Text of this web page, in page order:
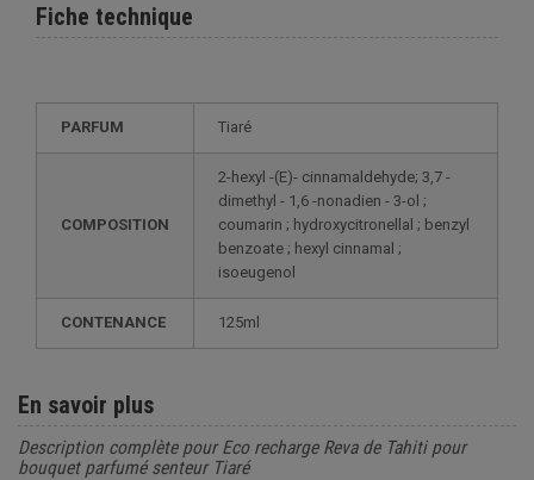
Fiche technique
PARFUM Tiaré
COMPOSITION
2-hexyl -(E)- cinnamaldehyde; 3,7 -
dimethyl - 1,6 -nonadien - 3-ol ;
coumarin ; hydroxycitronellal ; benzyl
benzoate ; hexyl cinnamal ;
isoeugenol
CONTENANCE 125ml
En savoir plus
Description complète pour Eco recharge Reva de Tahiti pour
bouquet parfumé senteur Tiaré